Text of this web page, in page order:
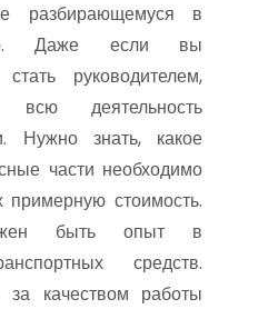
разбирающемуся в
Даже если вы
руководителем,
всю деятельность
Нужно знать, какое
части необходимо
примерную стоимость.
быть опыт в
средств.
за качеством работы